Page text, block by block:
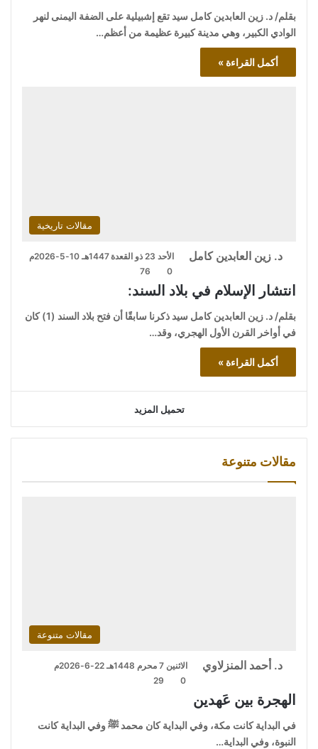
بقلم/ د. زين العابدين كامل سيد تقع إشبيلية على الضفة اليمنى لنهر
الوادي الكبير، وهي مدينة كبيرة عظيمة من أعظم…
أكمل القراءة »
مقالات تاريخية
د. زين العابدين كامل
الأحد 23 ذو القعدة 1447هـ 10-5-2026م
0
76
انتشار الإسلام في بلاد السند:
بقلم/ د. زين العابدين كامل سيد ذكرنا سابقًا أن فتح بلاد السند (1) كان
في أواخر القرن الأول الهجري، وقد…
أكمل القراءة »
تحميل المزيد
مقالات متنوعة
مقالات متنوعة
د. أحمد المنزلاوي
الاثنين 7 محرم 1448هـ 22-6-2026م
0
29
الهجرة بين عَهدين
في البداية كانت مكة، وفي البداية كان محمد ﷺ وفي البداية كانت
النبوة، وفي البداية…